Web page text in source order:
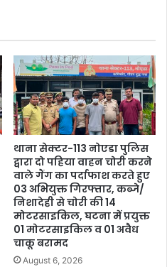
थाना सेक्टर-113 नोएडा पुलिस
द्वारा दो पहिया वाहन चोरी करने
वाले गैंग का पर्दाफाश करते हुए
03 अभियुक्त गिरफ्तार, कब्जे/
निशादेही से चोरी की 14
मोटरसाइकिल, घटना में प्रयुक्त
01 मोटरसाइकिल व 01 अवैध
चाकू बरामद
August 6, 2026